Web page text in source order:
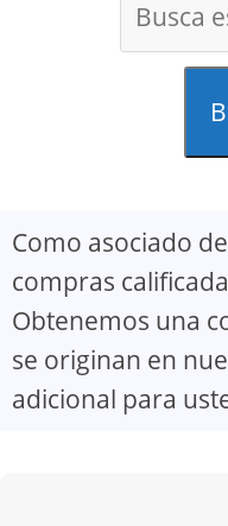
Como asociado
compras
Obtenemos una
se originan en
adicional para